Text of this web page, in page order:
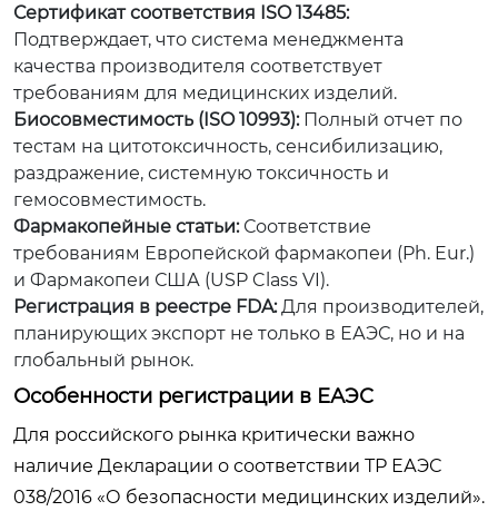
Сертификат соответствия ISO 13485:
Подтверждает, что система менеджмента
качества производителя соответствует
требованиям для медицинских изделий.
Биосовместимость (ISO 10993):Полный отчет по
тестам на цитотоксичность, сенсибилизацию,
раздражение, системную токсичность и
гемосовместимость.
Фармакопейные статьи:Соответствие
требованиям Европейской фармакопеи (Ph. Eur.)
и Фармакопеи США (USP Class VI).
Регистрация в реестре FDA:Для производителей,
планирующих экспорт не только в ЕАЭС, но и на
глобальный рынок.
Особенности регистрации в ЕАЭС
Для российского рынка критически важно
наличие Декларации о соответствии ТР ЕАЭС
038/2016 «О безопасности медицинских изделий».